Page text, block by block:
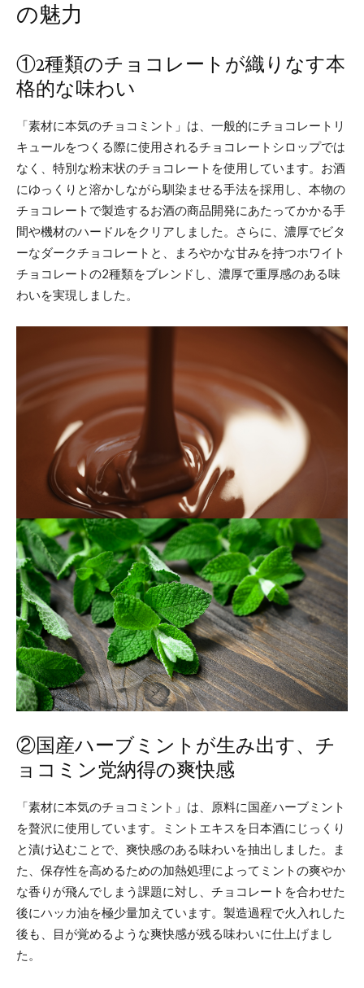
の魅力
①2種類のチョコレートが織りなす本
格的な味わい
「素材に本気のチョコミント」は、一般的にチョコレートリ
キュールをつくる際に使用されるチョコレートシロップでは
なく、特別な粉末状のチョコレートを使用しています。お酒
にゆっくりと溶かしながら馴染ませる手法を採用し、本物の
チョコレートで製造するお酒の商品開発にあたってかかる手
間や機材のハードルをクリアしました。さらに、濃厚でビタ
ーなダークチョコレートと、まろやかな甘みを持つホワイト
チョコレートの2種類をブレンドし、濃厚で重厚感のある味
わいを実現しました。
②国産ハーブミントが生み出す、チ
ョコミン党納得の爽快感
「素材に本気のチョコミント」は、原料に国産ハーブミント
を贅沢に使用しています。ミントエキスを日本酒にじっくり
と漬け込むことで、爽快感のある味わいを抽出しました。ま
た、保存性を高めるための加熱処理によってミントの爽やか
な香りが飛んでしまう課題に対し、チョコレートを合わせた
後にハッカ油を極少量加えています。製造過程で火入れした
後も、目が覚めるような爽快感が残る味わいに仕上げまし
た。